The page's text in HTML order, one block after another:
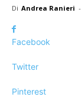
Di Andrea Ranieri -
Facebook
Twitter
Pinterest